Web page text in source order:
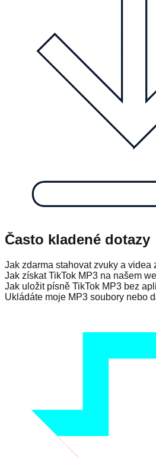
Často kladené dotazy
Jak zdarma stahovat zvuky a videa
Jak získat TikTok MP3 na našem
Jak uložit písně TikTok MP3 bez
Ukládáte moje MP3 soubory nebo